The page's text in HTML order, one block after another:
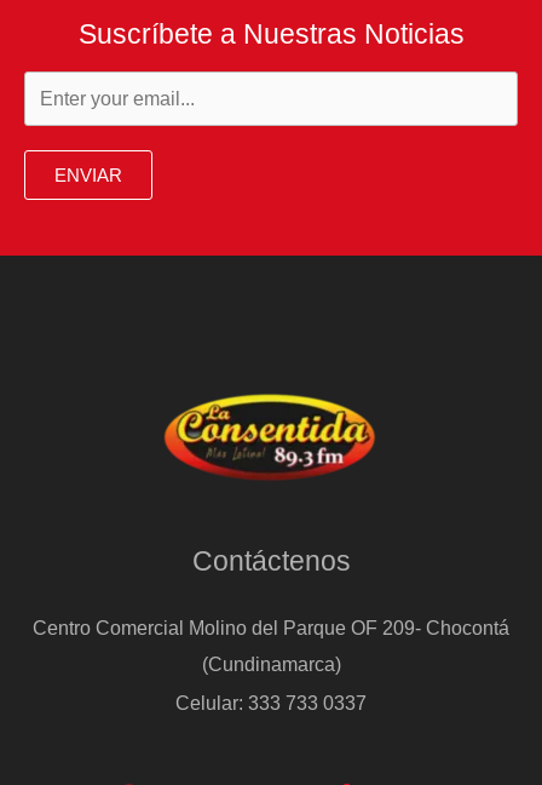
Suscríbete a Nuestras Noticias
ENVIAR
Contáctenos
Centro Comercial Molino del Parque OF 209- Chocontá
(Cundinamarca)
Celular: 333 733 0337